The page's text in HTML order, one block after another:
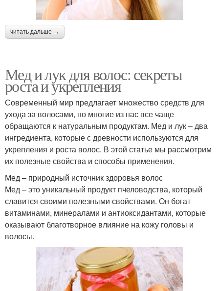
читать дальше →
Мед и лук для волос: секреты
роста и укрепления
Современный мир предлагает множество средств для
ухода за волосами, но многие из нас все чаще
обращаются к натуральным продуктам. Мед и лук – два
ингредиента, которые с древности используются для
укрепления и роста волос. В этой статье мы рассмотрим
их полезные свойства и способы применения.
Мед – природный источник здоровья волос
Мед – это уникальный продукт пчеловодства, который
славится своими полезными свойствами. Он богат
витаминами, минералами и антиоксидантами, которые
оказывают благотворное влияние на кожу головы и
волосы.